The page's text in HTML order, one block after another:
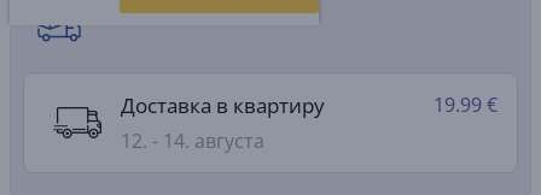
Способы доставки
Доставка в квартиру
12. - 14. августа
19.99 €